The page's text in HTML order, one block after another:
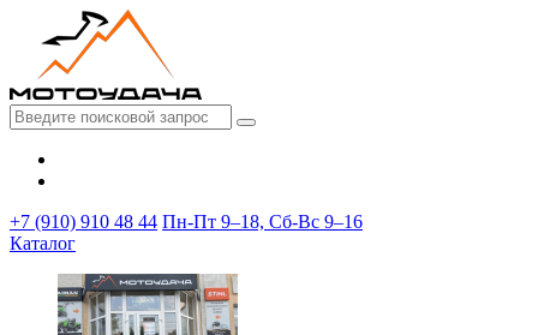
+7 (910) 910 48 44 Пн-Пт 9–18, Сб-Вс 9–16
Каталог